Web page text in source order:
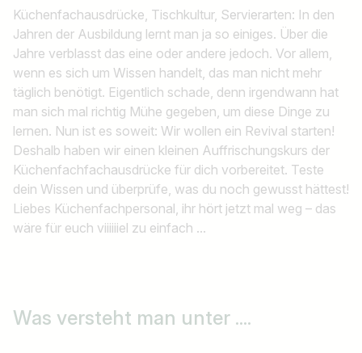
Küchenfachausdrücke, Tischkultur, Servierarten: In den
Jahren der Ausbildung lernt man ja so einiges. Über die
Jahre verblasst das eine oder andere jedoch. Vor allem,
wenn es sich um Wissen handelt, das man nicht mehr
täglich benötigt. Eigentlich schade, denn irgendwann hat
man sich mal richtig Mühe gegeben, um diese Dinge zu
lernen. Nun ist es soweit: Wir wollen ein Revival starten!
Deshalb haben wir einen kleinen Auffrischungskurs der
Küchenfachfachausdrücke für dich vorbereitet. Teste
dein Wissen und überprüfe, was du noch gewusst hättest!
Liebes Küchenfachpersonal, ihr hört jetzt mal weg – das
wäre für euch viiiiiiel zu einfach ...
Was versteht man unter ....